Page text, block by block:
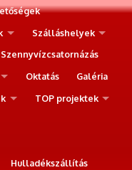
Szálláshelyek
Szennyvízcsatornázás
Oktatás
Galéria
TOP projektek
Hulladékszállítás